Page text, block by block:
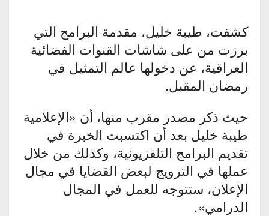
كشفت، طيبة خليل، مقدمة البرامج التي
برزت من على شاشات القنوات الفضائية
العراقية، عن دخولها عالم التمثيل في
رمضان المقبل.
حيث ذكر مصدر مقرب منها، أن «الإعلامية
طيبة خليل بعد أن اكتسبت الخبرة في
تقديم البرامج التلفزيونية، وكذلك من خلال
عملها في الترويج لبعض القضايا في مجال
الإعلان، ستتوجه للعمل في المجال
الدرامي».